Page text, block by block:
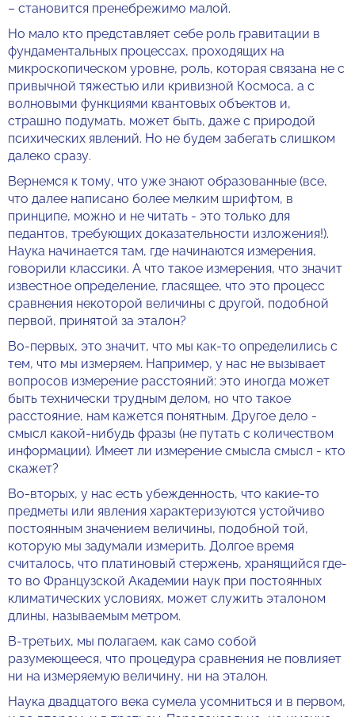
– становится пренебрежимо малой.
Но мало кто представляет себе роль гравитации в
фундаментальных процессах, проходящих на
микроскопическом уровне, роль, которая связана не с
привычной тяжестью или кривизной Космоса, а с
волновыми функциями квантовых объектов и,
страшно подумать, может быть, даже с природой
психических явлений. Но не будем забегать слишком
далеко сразу.
Вернемся к тому, что уже знают образованные (все,
что далее написано более мелким шрифтом, в
принципе, можно и не читать - это только для
педантов, требующих доказательности изложения!).
Наука начинается там, где начинаются измерения,
говорили классики. А что такое измерения, что значит
известное определение, гласящее, что это процесс
сравнения некоторой величины с другой, подобной
первой, принятой за эталон?
Во-первых, это значит, что мы как-то определились с
тем, что мы измеряем. Например, у нас не вызывает
вопросов измерение расстояний: это иногда может
быть технически трудным делом, но что такое
расстояние, нам кажется понятным. Другое дело -
смысл какой-нибудь фразы (не путать с количеством
информации). Имеет ли измерение смысла смысл - кто
скажет?
Во-вторых, у нас есть убежденность, что какие-то
предметы или явления характеризуются устойчиво
постоянным значением величины, подобной той,
которую мы задумали измерить. Долгое время
считалось, что платиновый стержень, хранящийся где-
то во Французской Академии наук при постоянных
климатических условиях, может служить эталоном
длины, называемым метром.
В-третьих, мы полагаем, как само собой
разумеющееся, что процедура сравнения не повлияет
ни на измеряемую величину, ни на эталон.
Наука двадцатого века сумела усомниться и в первом,